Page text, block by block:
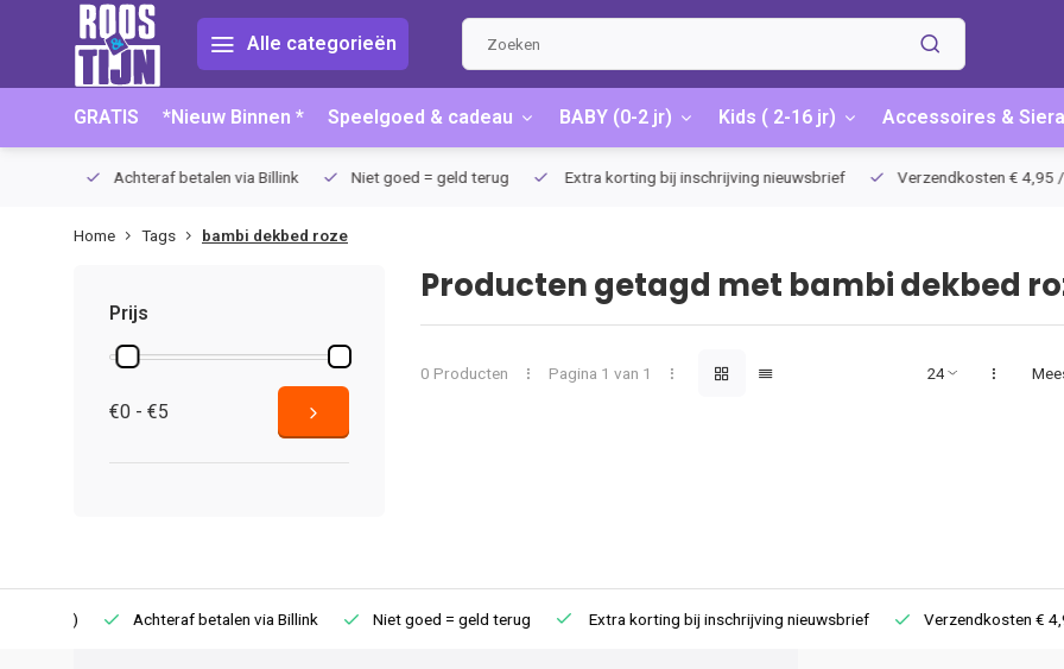
Alle categorieën
GRATIS *Nieuw Binnen * Speelgoed & cadeau BABY (0-2 jr) Kids ( 2-16 jr) Accessoires &
Achteraf betalen via Billink Niet goed = geld terug Extra korting bij inschrijving nieuwsbrief Verzendkosten € 4,95 /
Home Tags bambi dekbed roze
Prijs
€0 - €5
Producten getagd met bambi dekbed
0 Producten Pagina 1 van 1
Achteraf betalen via Billink Niet goed = geld terug Extra korting bij inschrijving nieuwsbrief Verzendkosten € 4,95